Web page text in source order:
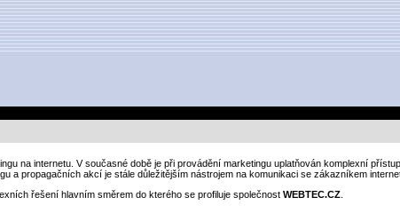
na internetu. V současné době je při provádění marketingu uplatňován komplexní
a propagačních akcí je stále důležitějším nástrojem na komunikaci se zákazníkem
řešení hlavním směrem do kterého se profiluje společnost WEBTEC.CZ